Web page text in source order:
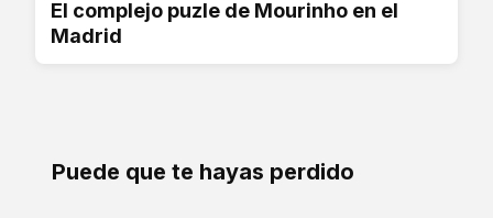
El complejo puzle de Mourinho en el
Madrid
Puede que te hayas perdido